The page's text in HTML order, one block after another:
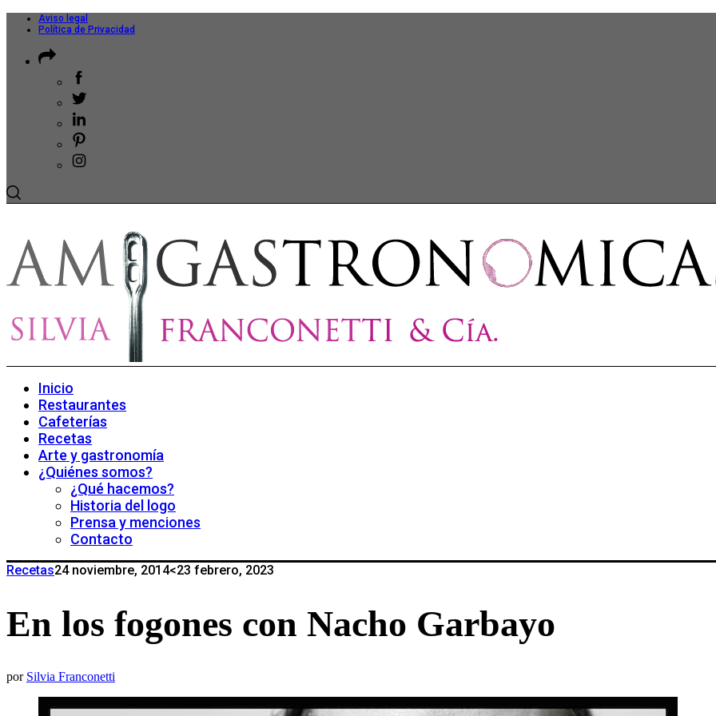
Aviso legal
Política de Privacidad
Inicio
Restaurantes
Cafeterías
Recetas
Arte y gastronomía
¿Quiénes somos?
¿Qué hacemos?
Historia del logo
Prensa y menciones
Contacto
Recetas24 noviembre, 2014<23 febrero, 2023
En los fogones con Nacho Garbayo
por Silvia Franconetti